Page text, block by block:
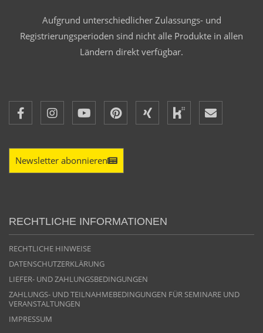
Aufgrund unterschiedlicher Zulassungs- und
Registrierungsperioden sind nicht alle Produkte in allen
Ländern direkt verfügbar.
Newsletter abonnieren
RECHTLICHE INFORMATIONEN
RECHTLICHE HINWEISE
DATENSCHUTZERKLÄRUNG
LIEFER- UND ZAHLUNGSBEDINGUNGEN
ZAHLUNGS- UND TEILNAHMEBEDINGUNGEN FÜR SEMINARE UND
VERANSTALTUNGEN
IMPRESSUM